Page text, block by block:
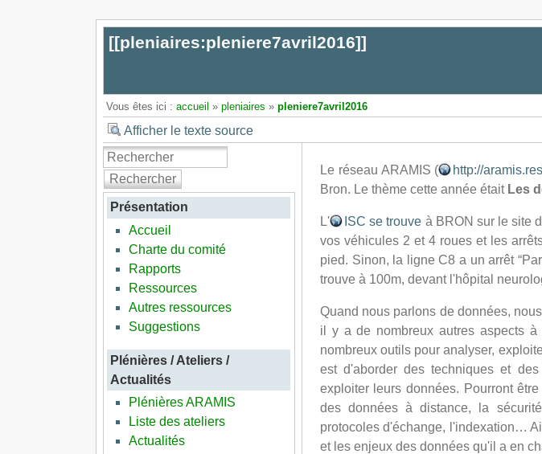
[[pleniaires:pleniere7avril2016]]
Vous êtes ici : accueil » pleniaires » pleniere7avril2016
Afficher le texte source
Rechercher
Présentation
Accueil
Charte du comité
Rapports
Ressources
Autres ressources
Suggestions
Plénières / Ateliers /
Actualités
Plénières ARAMIS
Liste des ateliers
Actualités
Le réseau ARAMIS ( http://
Bron. Le thème cette année était Les
L' ISC se trouve à BRON sur le site
vos véhicules 2 et 4 roues et les
pied. Sinon, la ligne C8 a un arrêt
trouve à 100m, devant l'hôpital
Quand nous parlons de données,
il y a de nombreux autres aspects
nombreux outils pour analyser,
est d'aborder des techniques et
exploiter leurs données. Pourront
des données à distance, la
protocoles d'échange, l'indexation…
et les enjeux des données qu'il a en